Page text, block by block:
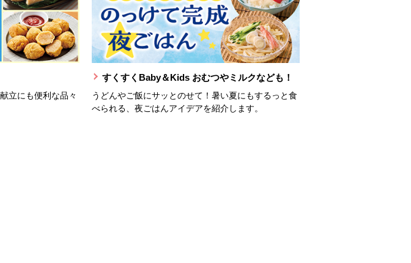
立にも便利な品々
すくすくBaby＆Kids おむつやミルクなども！
うどんやご飯にサッとのせて！暑い夏にもするっと食
べられる、夜ごはんアイデアを紹介します。